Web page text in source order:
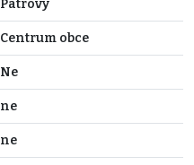
Patrový
Centrum obce
Ne
ne
ne